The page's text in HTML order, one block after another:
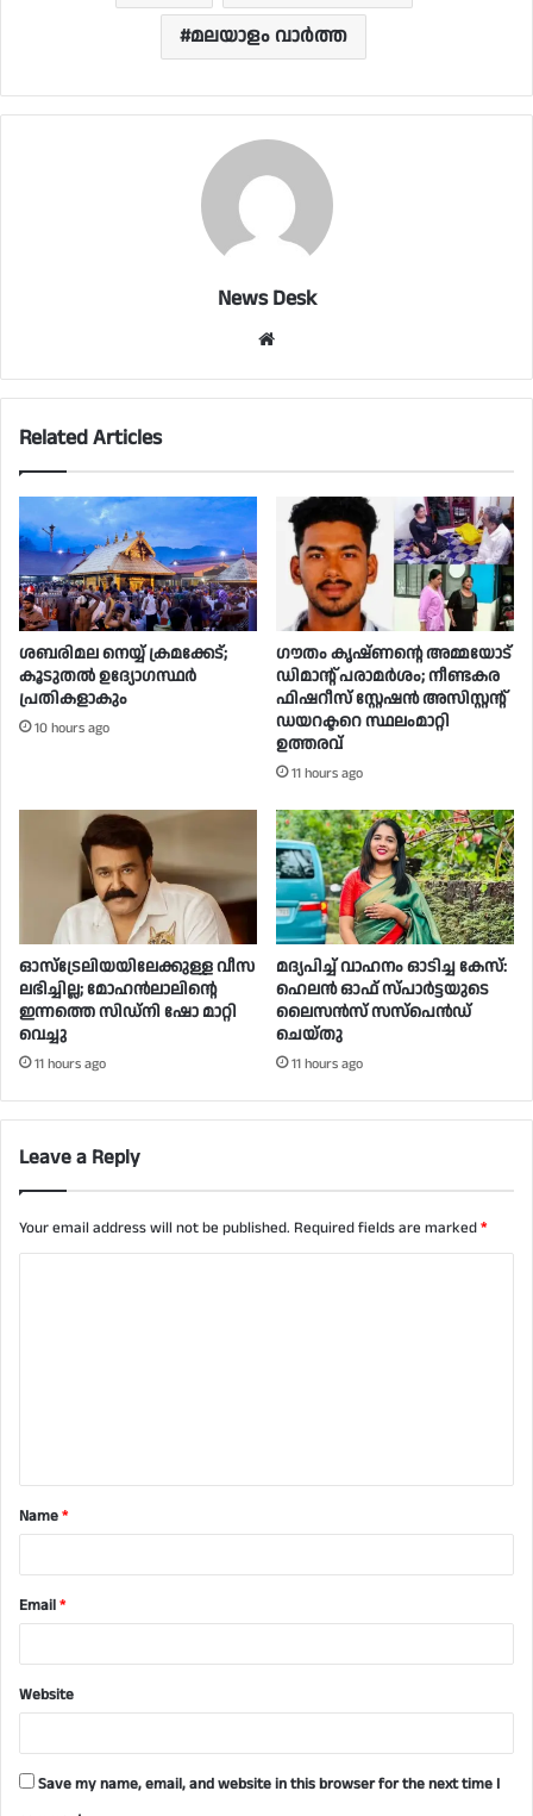
മലയാളം വാര്‍ത്ത
News Desk
Related Articles
ശബരിമല നെയ്യ് ക്രമക്കേട്;
കൂടുതൽ ഉദ്യോഗസ്ഥർ
പ്രതികളാകും
10 hours ago
ഗൗതം കൃഷ്ണൻ്റെ അമ്മയോട്
ഡിമാന്റ് പരാമർ‌ശം; നീണ്ടകര
ഫിഷറീസ് സ്റ്റേഷൻ അസിസ്റ്റന്റ്
ഡയറക്ടറെ സ്ഥലംമാറ്റി
ഉത്തരവ്
11 hours ago
ഓസ്‌ട്രേലിയയിലേക്കുള്ള വീസ
ലഭിച്ചില്ല; മോഹൻലാലിൻ്റെ
ഇന്നത്തെ സിഡ്നി ഷോ മാറ്റി
വെച്ചു
11 hours ago
മദ്യപിച്ച് വാഹനം ഓടിച്ച കേസ്:
ഹെലന്‍ ഓഫ് സ്പാര്‍ട്ടയുടെ
ലൈസന്‍സ് സസ്‌പെന്‍ഡ്
ചെയ്തു
11 hours ago
Leave a Reply
Your email address will not be published. Required fields are marked*
t
*Name*
Email*
Website
Save my name, email, and website in this browser for the next time I